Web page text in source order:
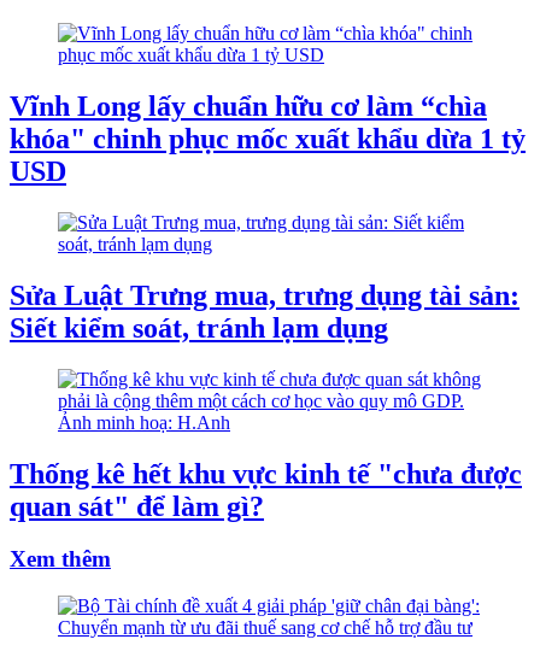
Vĩnh Long lấy chuẩn hữu cơ làm “chìa
khóa" chinh phục mốc xuất khẩu dừa 1 tỷ
USD
Sửa Luật Trưng mua, trưng dụng tài sản:
Siết kiểm soát, tránh lạm dụng
Thống kê hết khu vực kinh tế "chưa được
quan sát" để làm gì?
Xem thêm